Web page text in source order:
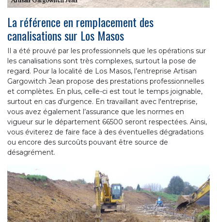
La référence en remplacement des
canalisations sur Los Masos
Il a été prouvé par les professionnels que les opérations sur
les canalisations sont très complexes, surtout la pose de
regard. Pour la localité de Los Masos, l’entreprise Artisan
Gargowitch Jean propose des prestations professionnelles
et complètes. En plus, celle-ci est tout le temps joignable,
surtout en cas d'urgence. En travaillant avec l'entreprise,
vous avez également l’assurance que les normes en
vigueur sur le département 66500 seront respectées. Ainsi,
vous éviterez de faire face à des éventuelles dégradations
ou encore des surcoûts pouvant être source de
désagrément.